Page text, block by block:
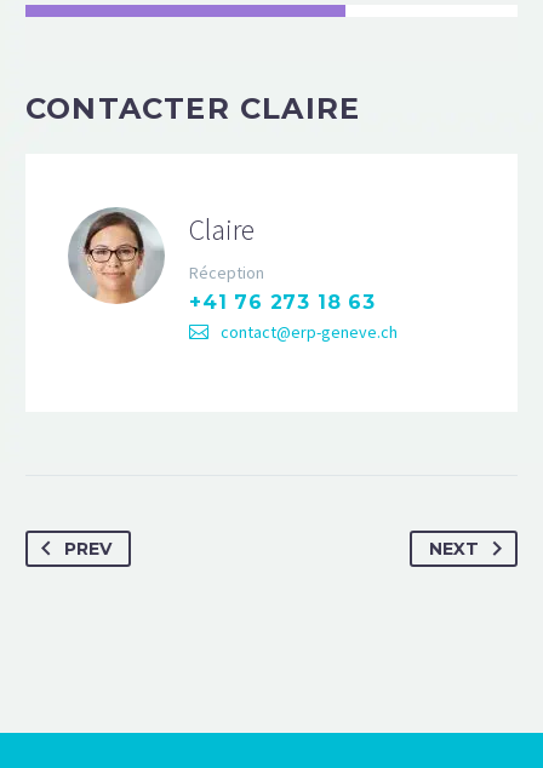
CONTACTER CLAIRE
Claire
Réception
+41 76 273 18 63
contact@erp-geneve.ch
PREV NEXT